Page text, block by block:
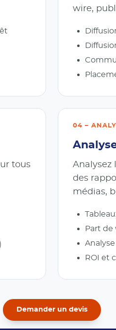
wire,
tous
04 –
Analysez
des
médias,
Part de
ROI et
Demander un devis